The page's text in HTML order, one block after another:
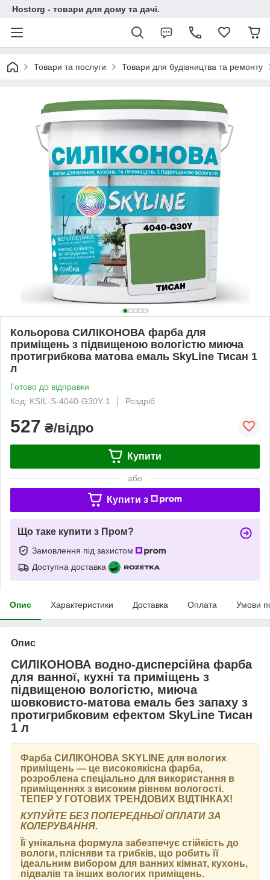
Hostorg - товари для дому та дачі.
Товари та послуги Товари для будівництва та ремонту
Кольорова СИЛІКОНОВА фарба для
приміщень з підвищеною вологістю миюча
протигрибкова матова емаль SkyLine Тисан 1
л
Готово до відправки
Код: KSIL-S-4040-G30Y-1
Роздріб
527 ₴/відро
Купити
або
Купити з
Що таке купити з Пром?
Замовлення під захистом
Доступна доставка
Опис Характеристики Доставка Оплата Умови
Опис
СИЛІКОНОВА водно-дисперсійна фарба
для ванної, кухні та приміщень з
підвищеною вологістю, миюча
шовковисто-матова емаль без запаху з
протигрибковим ефектом SkyLine Тисан
1 л
Фарба СИЛІКОНОВА SKYLINE для вологих
приміщень — це високоякісна фарба,
розроблена спеціально для використання в
приміщеннях з високим рівнем вологості.
ТЕПЕР У ГОТОВИХ ТРЕНДОВИХ ВІДТІНКАХ!
КУПУЙТЕ БЕЗ ПОПЕРЕДНЬОЇ ОПЛАТИ ЗА
КОЛЕРУВАННЯ.
Її унікальна формула забезпечує стійкість до
вологи, плісняви та грибків, що робить її
ідеальним вибором для ванних кімнат, кухонь,
підвалів та інших вологих приміщень.